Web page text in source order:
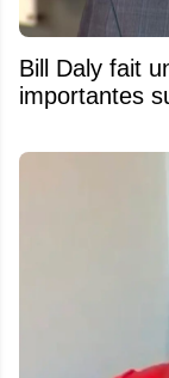
Bill Daly fait
importantes